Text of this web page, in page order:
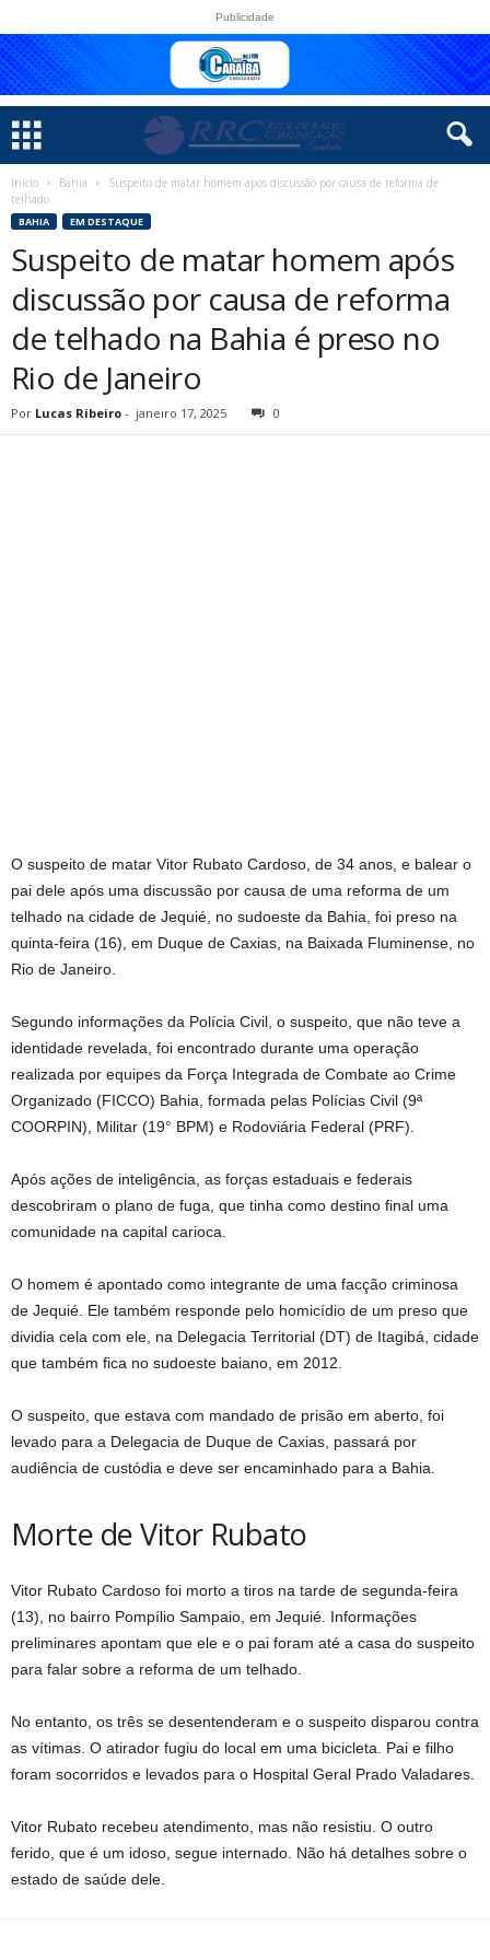
Publicidade
Início Bahia
Suspeito de matar homem após discussão por causa de reforma de
telhado...
BAHIA EM DESTAQUE
Suspeito de matar homem após
discussão por causa de reforma
de telhado na Bahia é preso no
Rio de Janeiro
Por Lucas Ribeiro - janeiro 17, 2025 0
O suspeito de matar Vitor Rubato Cardoso, de 34 anos, e balear o
pai dele após uma discussão por causa de uma reforma de um
telhado na cidade de Jequié, no sudoeste da Bahia, foi preso na
quinta-feira (16), em Duque de Caxias, na Baixada Fluminense, no
Rio de Janeiro.
Segundo informações da Polícia Civil, o suspeito, que não teve a
identidade revelada, foi encontrado durante uma operação
realizada por equipes da Força Integrada de Combate ao Crime
Organizado (FICCO) Bahia, formada pelas Polícias Civil (9ª
COORPIN), Militar (19° BPM) e Rodoviária Federal (PRF).
Após ações de inteligência, as forças estaduais e federais
descobriram o plano de fuga, que tinha como destino final uma
comunidade na capital carioca.
O homem é apontado como integrante de uma facção criminosa
de Jequié. Ele também responde pelo homicídio de um preso que
dividia cela com ele, na Delegacia Territorial (DT) de Itagibá, cidade
que também fica no sudoeste baiano, em 2012.
O suspeito, que estava com mandado de prisão em aberto, foi
levado para a Delegacia de Duque de Caxias, passará por
audiência de custódia e deve ser encaminhado para a Bahia.
Morte de Vitor Rubato
Vitor Rubato Cardoso foi morto a tiros na tarde de segunda-feira
(13), no bairro Pompílio Sampaio, em Jequié. Informações
preliminares apontam que ele e o pai foram até a casa do suspeito
para falar sobre a reforma de um telhado.
No entanto, os três se desentenderam e o suspeito disparou contra
as vítimas. O atirador fugiu do local em uma bicicleta. Pai e filho
foram socorridos e levados para o Hospital Geral Prado Valadares.
Vitor Rubato recebeu atendimento, mas não resistiu. O outro
ferido, que é um idoso, segue internado. Não há detalhes sobre o
estado de saúde dele.